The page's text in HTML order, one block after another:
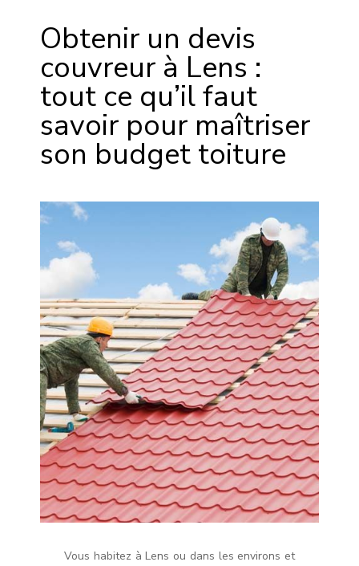
Obtenir un devis
couvreur à Lens :
tout ce qu’il faut
savoir pour maîtriser
son budget toiture
Vous habitez à Lens ou dans les environs et